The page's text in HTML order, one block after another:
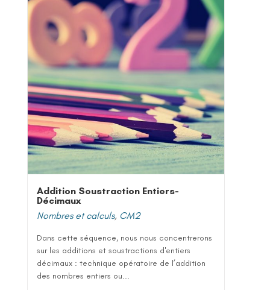
Addition Soustraction Entiers-
Décimaux
Nombres et calculs, CM2
Dans cette séquence, nous nous concentrerons
sur les additions et soustractions d'entiers
décimaux : technique opératoire de l’addition
des nombres entiers ou...